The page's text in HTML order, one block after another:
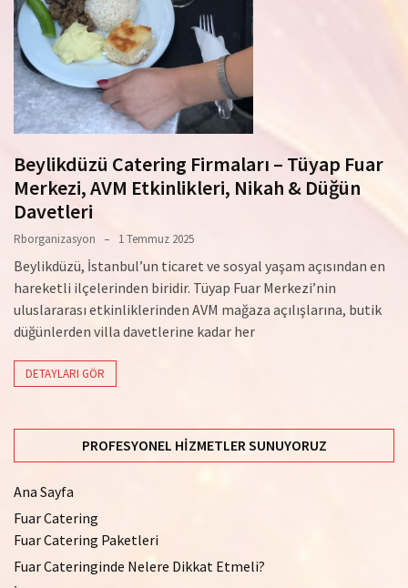
Beylikdüzü Catering Firmaları – Tüyap Fuar
Merkezi, AVM Etkinlikleri, Nikah & Düğün
Davetleri
Rborganizasyon 1 Temmuz 2025
Beylikdüzü, İstanbul’un ticaret ve sosyal yaşam açısından en
hareketli ilçelerinden biridir. Tüyap Fuar Merkezi’nin
uluslararası etkinliklerinden AVM mağaza açılışlarına, butik
düğünlerden villa davetlerine kadar her
DETAYLARI GÖR
PROFESYONEL HIZMETLER SUNUYORUZ
Ana Sayfa
Fuar Catering
Fuar Catering Paketleri
Fuar Cateringinde Nelere Dikkat Etmeli?